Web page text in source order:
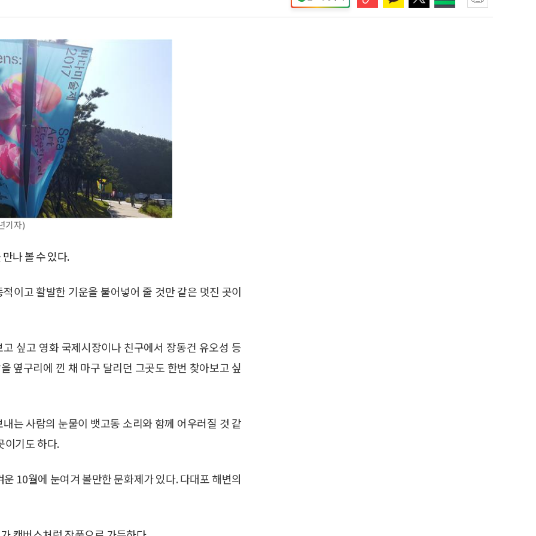
기자)
나 볼 수 있다.
이고 활발한 기운을 불어넣어 줄 것만 같은 멋진 곳이
싶고 영화 국제시장이나 친구에서 장동건 유오성 등
옆구리에 낀 채 마구 달리던 그곳도 한번 찾아보고 싶
는 사람의 눈물이 뱃고동 소리와 함께 어우러질 것 같
이기도 하다.
10월에 눈여겨 볼만한 문화제가 있다. 다대포 해변의